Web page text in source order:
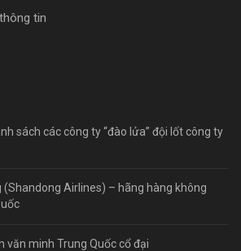
tin
sách các công ty “đào lửa” đội lốt công ty
(Shandong Airlines) – hãng hàng không
văn minh Trung Quốc cổ đại